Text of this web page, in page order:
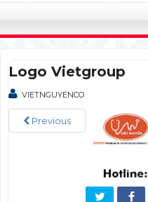
Logo Vietgroup
VIETNGUYENCO
Previous